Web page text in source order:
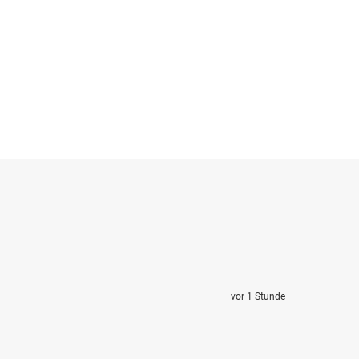
vor 1 Stunde